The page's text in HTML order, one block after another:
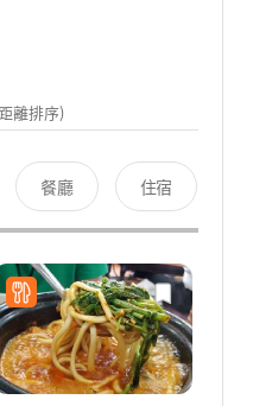
離排序)
餐廳 住宿